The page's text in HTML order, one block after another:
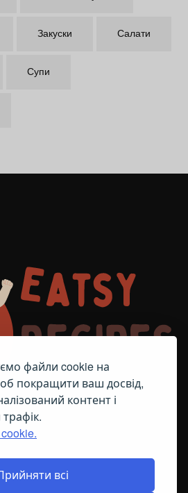
файли cookie на
покращити ваш досвід,
контент і
всі
Закуски Салати
Супи
ФАЙЛІВ COOKIE